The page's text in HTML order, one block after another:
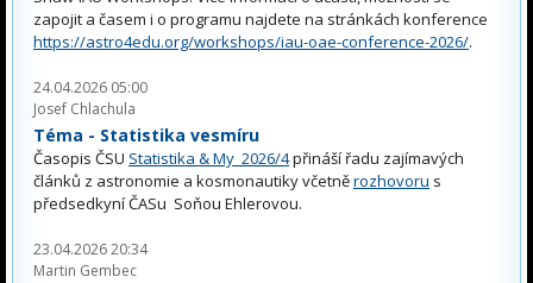
zapojit a časem i o programu najdete na stránkách konference
https://astro4edu.org/workshops/iau-oae-conference-2026/.
24.04.2026 05:00
Josef Chlachula
Téma - Statistika vesmíru
Časopis ČSU Statistika & My 2026/4přináší řadu zajímavých
článků z astronomie a kosmonautiky včetněrozhovoru s
předsedkyní ČASu Soňou Ehlerovou.
23.04.2026 20:34
Martin Gembec